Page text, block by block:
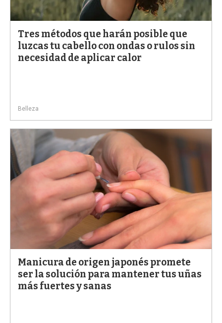
Tres métodos que harán posible que
luzcas tu cabello con ondas o rulos sin
necesidad de aplicar calor
Belleza
Manicura de origen japonés promete
ser la solución para mantener tus uñas
más fuertes y sanas